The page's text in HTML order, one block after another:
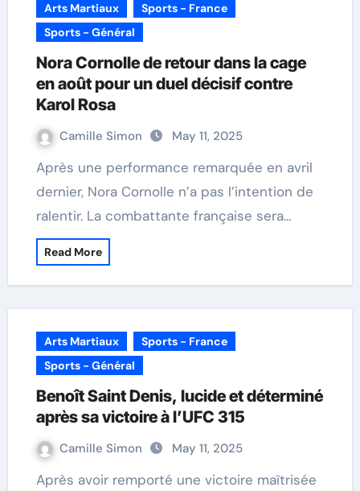
Arts Martiaux
Sports - France
Sports - Général
Nora Cornolle de retour dans la cage
en août pour un duel décisif contre
Karol Rosa
Camille Simon May 11, 2025
Après une performance remarquée en avril
dernier, Nora Cornolle n’a pas l’intention de
ralentir. La combattante française sera…
Read More
Arts Martiaux
Sports - France
Sports - Général
Benoît Saint Denis, lucide et déterminé
après sa victoire à l’UFC 315
Camille Simon May 11, 2025
Après avoir remporté une victoire maîtrisée